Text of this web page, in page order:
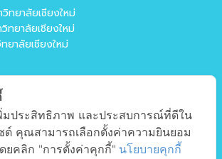
ทยาลัยเชียงใหม่
ทยาลัยเชียงใหม่
ยาลัยเชียงใหม่
ศึกษาศาสตร์
ศึกษาศาสตร์
มประสิทธิภาพ และประสบการณ์ที่ดีใน
ต์ คุณสามารถเลือกตั้งค่าความยินยอม
ยคลิก "การตั้งค่าคุกกี้" นโยบายคุกกี้